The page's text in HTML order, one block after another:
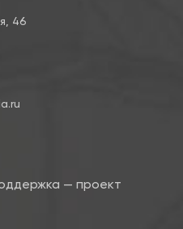
46
— проект